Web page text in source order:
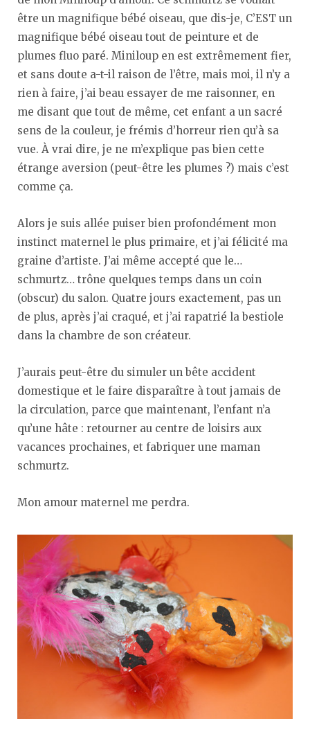
être un magnifique bébé oiseau, que dis-je, C’EST un
magnifique bébé oiseau tout de peinture et de
plumes fluo paré. Miniloup en est extrêmement fier,
et sans doute a-t-il raison de l’être, mais moi, il n’y a
rien à faire, j’ai beau essayer de me raisonner, en
me disant que tout de même, cet enfant a un sacré
sens de la couleur, je frémis d’horreur rien qu’à sa
vue. À vrai dire, je ne m’explique pas bien cette
étrange aversion (peut-être les plumes ?) mais c’est
comme ça.
Alors je suis allée puiser bien profondément mon
instinct maternel le plus primaire, et j’ai félicité ma
graine d’artiste. J’ai même accepté que le…
schmurtz… trône quelques temps dans un coin
(obscur) du salon. Quatre jours exactement, pas un
de plus, après j’ai craqué, et j’ai rapatrié la bestiole
dans la chambre de son créateur.
J’aurais peut-être du simuler un bête accident
domestique et le faire disparaître à tout jamais de
la circulation, parce que maintenant, l’enfant n’a
qu’une hâte : retourner au centre de loisirs aux
vacances prochaines, et fabriquer une maman
schmurtz.
Mon amour maternel me perdra.